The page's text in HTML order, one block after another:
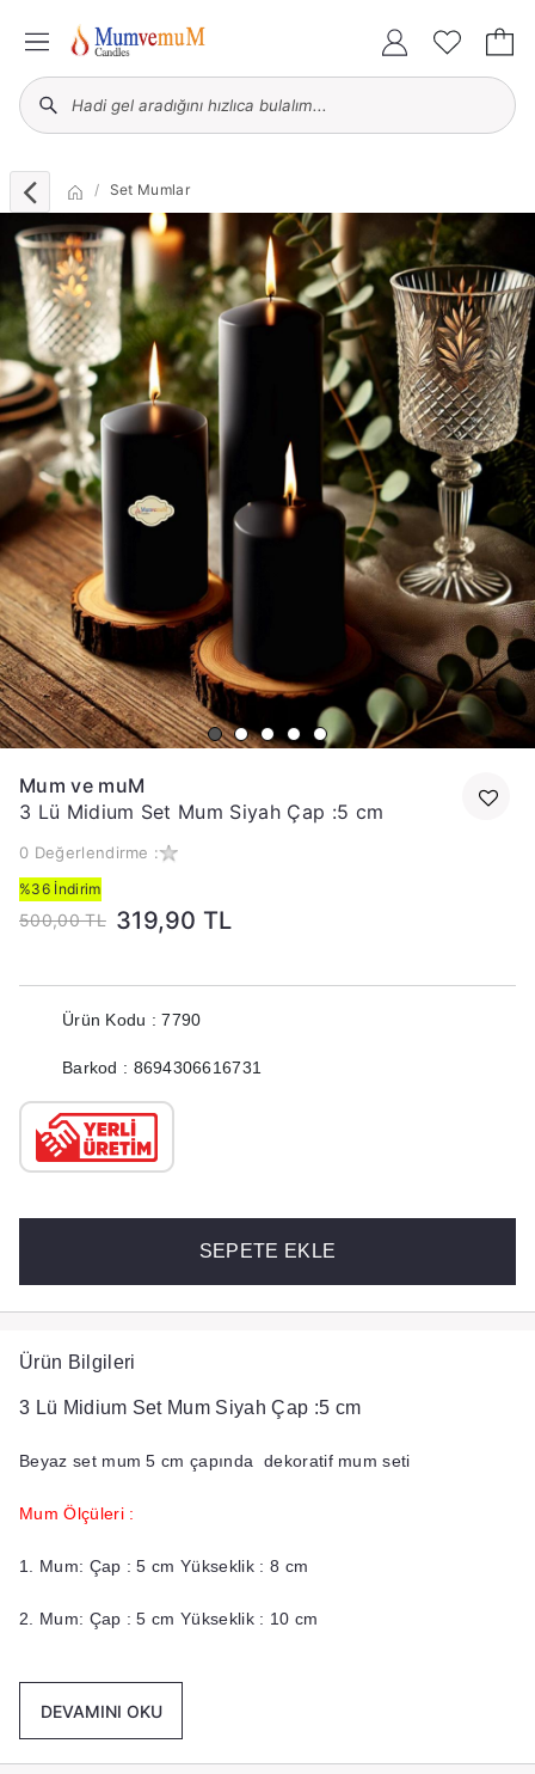
Set Mumlar
Mum ve muM
3 Lü Midium Set Mum Siyah Çap :5 cm
0 Değerlendirme :
%36 İndirim
500,00 TL 319,90 TL
Ürün Kodu : 7790
Barkod : 8694306616731
SEPETE EKLE
Ürün Bilgileri
3 Lü Midium Set Mum Siyah Çap :5 cm
Beyaz set mum 5 cm çapında dekoratif mum seti
Mum Ölçüleri :
1. Mum: Çap : 5 cm Yükseklik : 8 cm
2. Mum: Çap : 5 cm Yükseklik : 10 cm
DEVAMINI OKU